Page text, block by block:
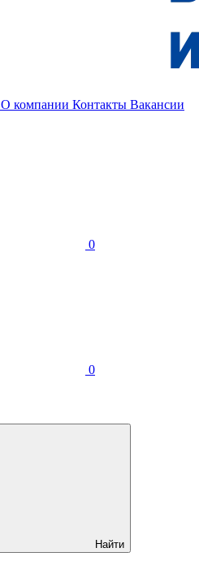
О компании Контакты Вакансии
0
0
Найти